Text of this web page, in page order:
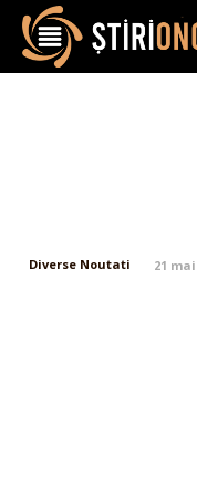
Diverse Noutati 21 mai